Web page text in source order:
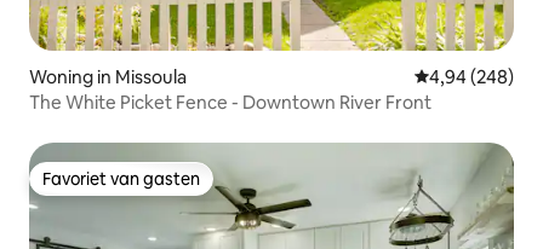
Woning in Missoula Gemiddelde
4,94 (248)
The White Picket Fence - Downtown River Front
Favoriet van gasten
Favoriet van gasten